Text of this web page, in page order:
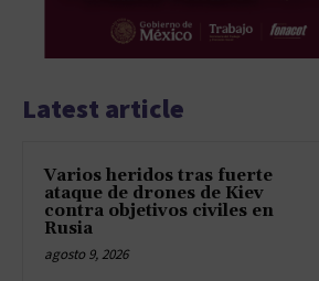
Latest article
Varios heridos tras fuerte
ataque de drones de Kiev
contra objetivos civiles en
Rusia
agosto 9, 2026